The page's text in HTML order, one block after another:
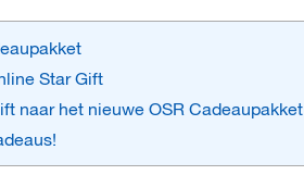
Star Gift
naar het nieuwe OSR Cadeaupakket